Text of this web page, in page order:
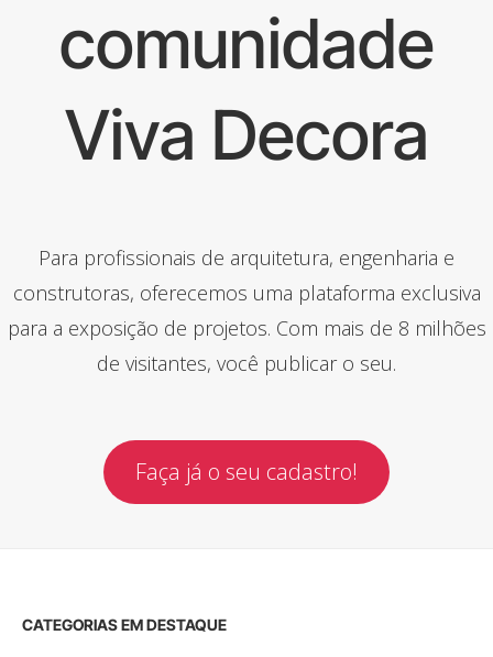
comunidade
Viva Decora
Para profissionais de arquitetura, engenharia e
construtoras, oferecemos uma plataforma exclusiva
para a exposição de projetos. Com mais de 8 milhões
de visitantes, você publicar o seu.
Faça já o seu cadastro!
CATEGORIAS EM DESTAQUE